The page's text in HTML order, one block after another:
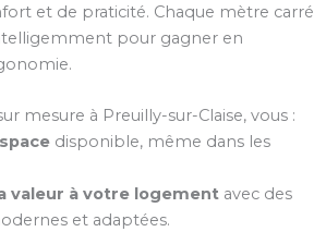
et de praticité. Chaque mètre carré
pour gagner en
mesure à Preuilly-sur-Claise, vous :
disponible, même dans les
valeur à votre logementavec des
et adaptées.